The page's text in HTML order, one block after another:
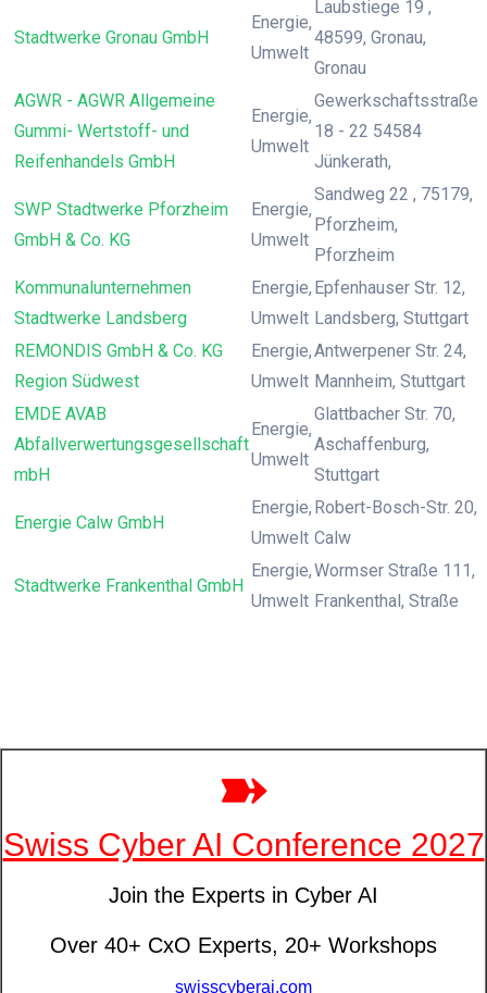
Stadtwerke Gronau GmbH
Energie,
Umwelt
Laubstiege 19 ,
48599, Gronau,
Gronau
AGWR - AGWR Allgemeine
Gummi- Wertstoff- und
Reifenhandels GmbH
Energie,
Umwelt
Gewerkschaftsstraße
18 - 22 54584
Jünkerath,
SWP Stadtwerke Pforzheim
GmbH & Co. KG
Energie,
Umwelt
Sandweg 22 , 75179,
Pforzheim,
Pforzheim
Kommunalunternehmen
Stadtwerke Landsberg
Energie,
Umwelt
Epfenhauser Str. 12,
Landsberg, Stuttgart
REMONDIS GmbH & Co. KG
Region Südwest
Energie,
Umwelt
Antwerpener Str. 24,
Mannheim, Stuttgart
EMDE AVAB
Abfallverwertungsgesellschaft
mbH
Energie,
Umwelt
Glattbacher Str. 70,
Aschaffenburg,
Stuttgart
Energie Calw GmbH
Energie,
Umwelt
Robert-Bosch-Str. 20,
Calw
Stadtwerke Frankenthal GmbH
Energie,
Umwelt
Wormser Straße 111,
Frankenthal, Straße